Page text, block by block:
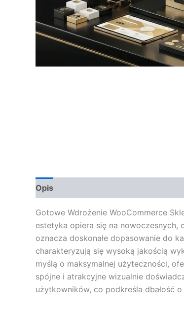
Opis
Gotowe Wdrożenie WooCommerce
estetyka opiera się na
oznacza doskonałe dopasowanie do
charakteryzują się wysoką jakością
myślą o maksymalnej użyteczności,
spójne i atrakcyjne wizualnie
użytkowników, co podkreśla dbałość